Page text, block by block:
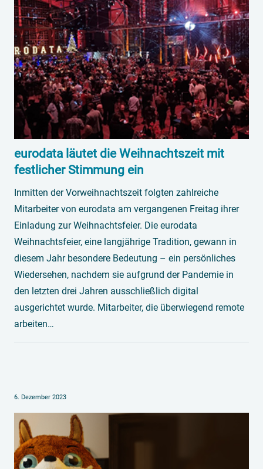
eurodata läutet die Weihnachtszeit mit
festlicher Stimmung ein
Inmitten der Vorweihnachtszeit folgten zahlreiche
Mitarbeiter von eurodata am vergangenen Freitag ihrer
Einladung zur Weihnachtsfeier. Die eurodata
Weihnachtsfeier, eine langjährige Tradition, gewann in
diesem Jahr besondere Bedeutung – ein persönliches
Wiedersehen, nachdem sie aufgrund der Pandemie in
den letzten drei Jahren ausschließlich digital
ausgerichtet wurde. Mitarbeiter, die überwiegend remote
arbeiten…
6. Dezember 2023